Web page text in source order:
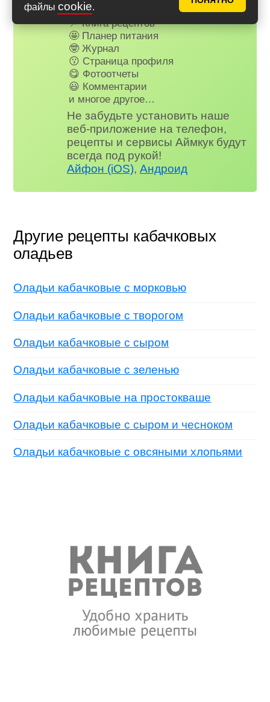
файлы cookie.
✅ Почти нет рекламы
📌 Книга рецептов
🤩 Планер питания
🤓 Журнал
😗 Страница профиля
😋 Фотоотчеты
😃 Комментарии
и многое другое…
Не забудьте установить наше
веб-приложение на телефон,
рецепты и сервисы Аймкук будут
всегда под рукой!
Айфон (iOS),Андроид
Другие рецепты кабачковых
оладьев
Оладьи кабачковые с морковью
Оладьи кабачковые с творогом
Оладьи кабачковые с сыром
Оладьи кабачковые с зеленью
Оладьи кабачковые на простокваше
Оладьи кабачковые с сыром и чесноком
Оладьи кабачковые с овсяными хлопьями